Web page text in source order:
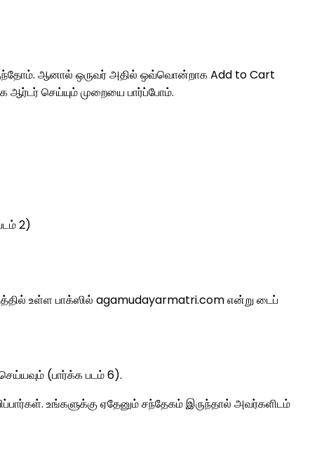
ஆனால் ஒருவர் அதில் ஒவ்வொன்றாக Add to Cart
ஆர்டர் செய்யும் முறையை பார்ப்போம்.
2)
உள்ள பாக்ஸில் agamudayarmatri.com என்று டைப்
(பார்க்க படம் 6).
உங்களுக்கு ஏதேனும் சந்தேகம் இருந்தால் அவர்களிடம்